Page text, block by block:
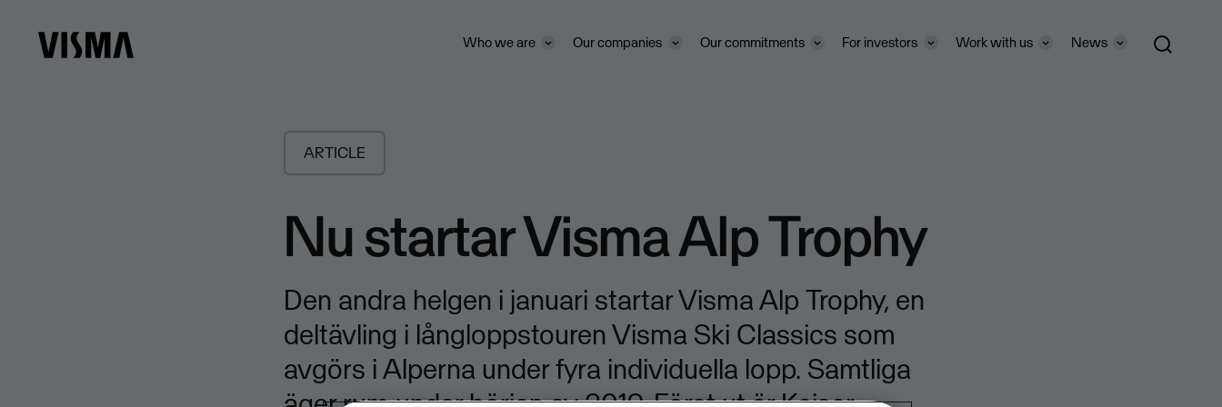
Who we are Our companies Our commitments For investors Work with us News
ARTICLE
Nu startar Visma Alp Trophy
Den andra helgen i januari startar Visma Alp Trophy, en
deltävling i långloppstouren Visma Ski Classics som
avgörs i Alperna under fyra individuella lopp. Samtliga